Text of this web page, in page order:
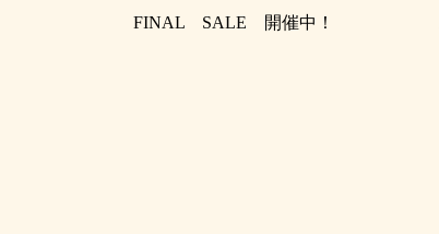
FINAL SALE 開催中！